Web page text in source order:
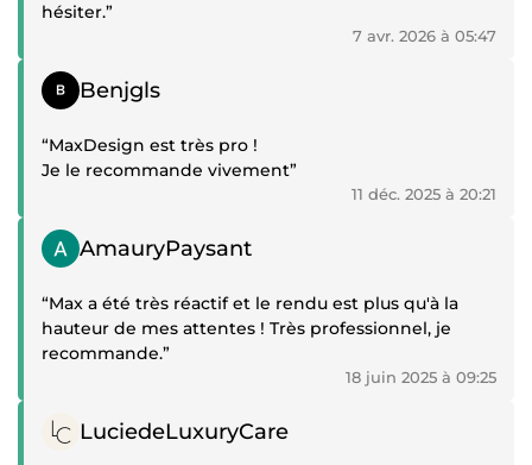
hésiter.”
7 avr. 2026 à 05:47
Témoignage positif
Benjgls
“MaxDesign est très pro !
Je le recommande vivement”
11 déc. 2025 à 20:21
Témoignage positif
AmauryPaysant
“Max a été très réactif et le rendu est plus qu'à la
hauteur de mes attentes ! Très professionnel, je
recommande.”
18 juin 2025 à 09:25
Témoignage positif
LuciedeLuxuryCare